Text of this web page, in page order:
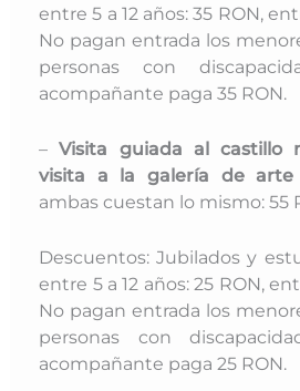
entre 5 a 12 años: 35 RON,
No pagan entrada los
personas con
acompañante paga 35 RON.
–Visita guiada al castillo
visita a la galería de arte
ambas cuestan lo mismo: 55
Descuentos: Jubilados y
entre 5 a 12 años: 25 RON,
No pagan entrada los
personas con
acompañante paga 25 RON.